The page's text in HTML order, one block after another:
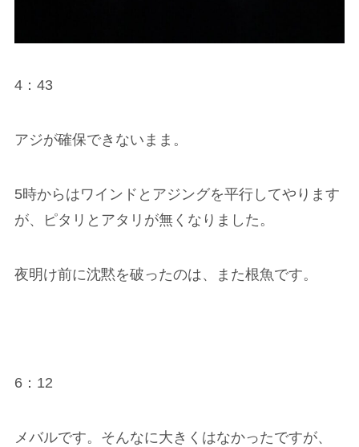
4：43
アジが確保できないまま。
5時からはワインドとアジングを平行してやります
が、ピタリとアタリが無くなりました。
夜明け前に沈黙を破ったのは、また根魚です。
6：12
メバルです。そんなに大きくはなかったですが、